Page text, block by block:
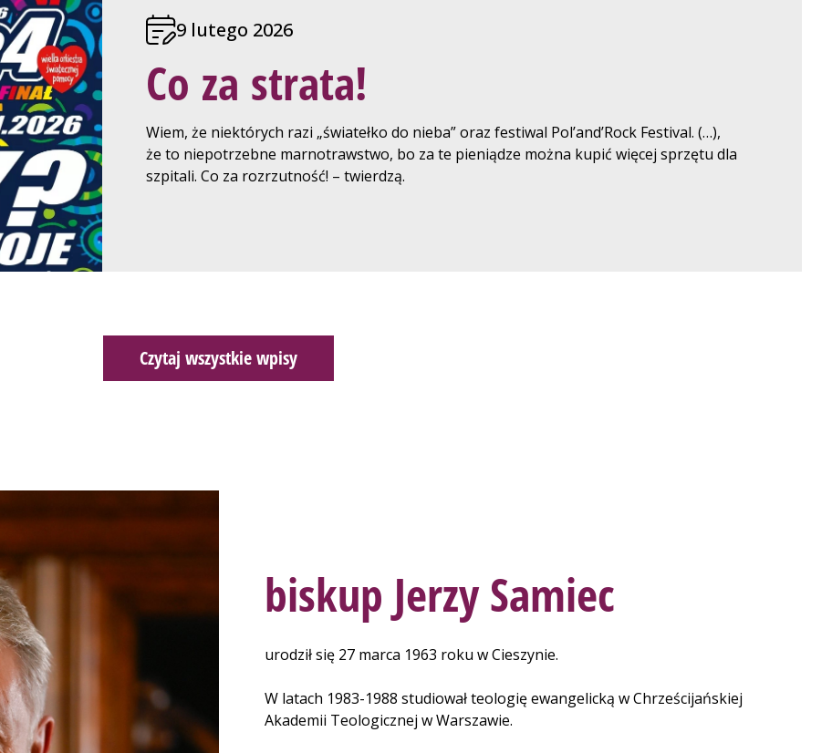
9 lutego 2026
Co za strata!
Wiem, że niektórych razi „światełko do nieba” oraz festiwal Pol’and’Rock Festival. (…),
że to niepotrzebne marnotrawstwo, bo za te pieniądze można kupić więcej sprzętu dla
szpitali. Co za rozrzutność! – twierdzą.
Czytaj wszystkie wpisy
biskup Jerzy Samiec
urodził się 27 marca 1963 roku w Cieszynie.
W latach 1983-1988 studiował teologię ewangelicką w Chrześcijańskiej
Akademii Teologicznej w Warszawie.